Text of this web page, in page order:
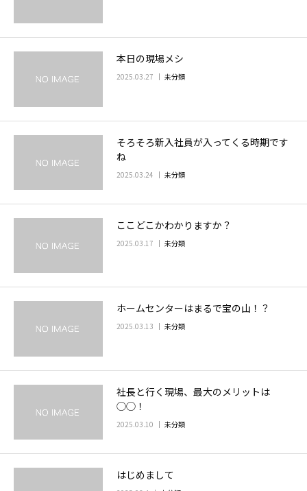
本日の現場メシ
2025.03.27 未分類
そろそろ新入社員が入ってくる時期です
ね
2025.03.24 未分類
ここどこかわかりますか？
2025.03.17 未分類
ホームセンターはまるで宝の山！？
2025.03.13 未分類
社長と行く現場、最大のメリットは
◯◯！
2025.03.10 未分類
はじめまして